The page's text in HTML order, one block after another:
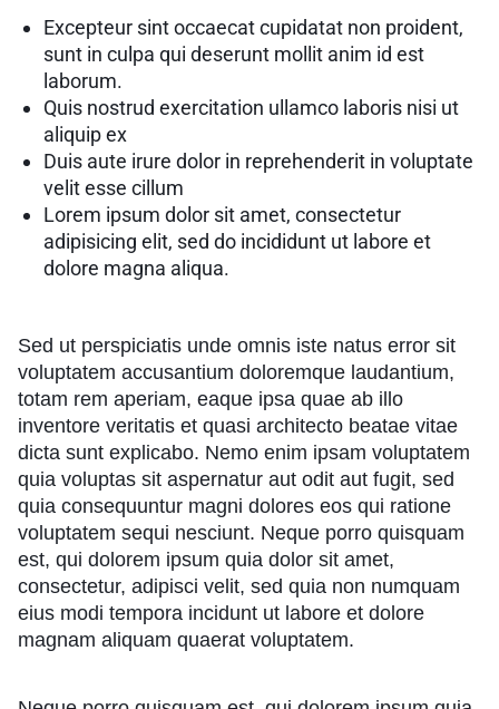
Excepteur sint occaecat cupidatat non proident,
sunt in culpa qui deserunt mollit anim id est
laborum.
Quis nostrud exercitation ullamco laboris nisi ut
aliquip ex
Duis aute irure dolor in reprehenderit in voluptate
velit esse cillum
Lorem ipsum dolor sit amet, consectetur
adipisicing elit, sed do incididunt ut labore et
dolore magna aliqua.
Sed ut perspiciatis unde omnis iste natus error sit
voluptatem accusantium doloremque laudantium,
totam rem aperiam, eaque ipsa quae ab illo
inventore veritatis et quasi architecto beatae vitae
dicta sunt explicabo. Nemo enim ipsam voluptatem
quia voluptas sit aspernatur aut odit aut fugit, sed
quia consequuntur magni dolores eos qui ratione
voluptatem sequi nesciunt. Neque porro quisquam
est, qui dolorem ipsum quia dolor sit amet,
consectetur, adipisci velit, sed quia non numquam
eius modi tempora incidunt ut labore et dolore
magnam aliquam quaerat voluptatem.